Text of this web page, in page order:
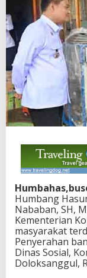
Humbang
Nababan, SH,
Kementerian
masyarakat
Penyerahan
Dinas Sosial,
Doloksanggul,